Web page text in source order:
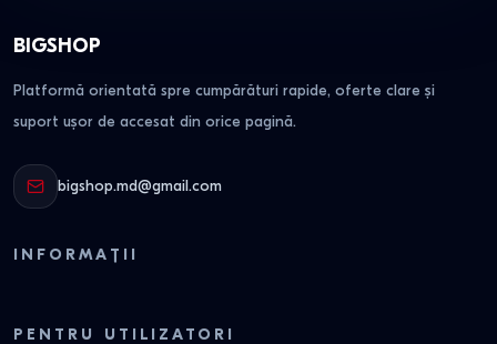
BIGSHOP
Platformă orientată spre cumpărături rapide, oferte clare și
suport ușor de accesat din orice pagină.
bigshop.md@gmail.com
INFORMAȚII
PENTRU UTILIZATORI